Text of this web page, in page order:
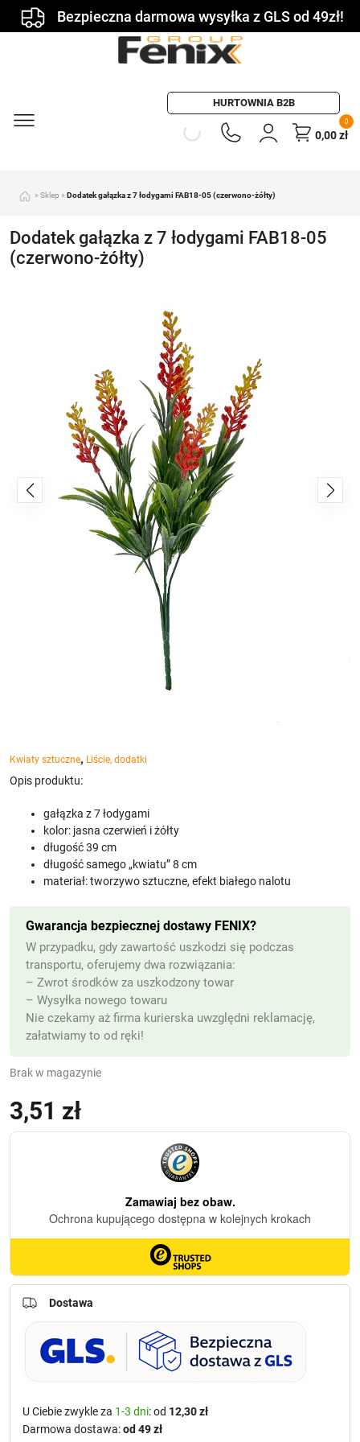
Bezpieczna darmowa wysyłka z GLS od 49zł!
HURTOWNIA B2B
0
0,00zł
» Sklep » Dodatek gałązka z 7 łodygami FAB18-05 (czerwono-żółty)
Dodatek gałązka z 7 łodygami FAB18-05
(czerwono-żółty)
Kwiaty sztuczne, Liście, dodatki
3,51 zł
Opis produktu:
gałązka z 7 łodygami
kolor: jasna czerwień i żółty
długość 39 cm
długość samego „kwiatu” 8 cm
materiał: tworzywo sztuczne, efekt białego nalotu
Brak w magazynie
Gwarancja bezpiecznej dostawy FENIX?
W przypadku, gdy zawartość uszkodzi się podczas
transportu, oferujemy dwa rozwiązania:
– Zwrot środków za uszkodzony towar
– Wysyłka nowego towaru
Nie czekamy aż firma kurierska uwzględni reklamację,
załatwiamy to od ręki!
Dostawa
U Ciebie zwykle za 1-3 dni: od 12,30 zł
Darmowa dostawa:od 49 zł